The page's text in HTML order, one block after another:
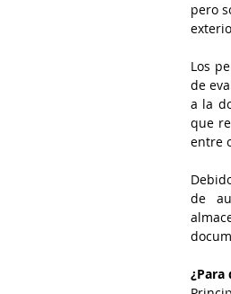
pero
Los
de
a la
que
entre
de
¿Para